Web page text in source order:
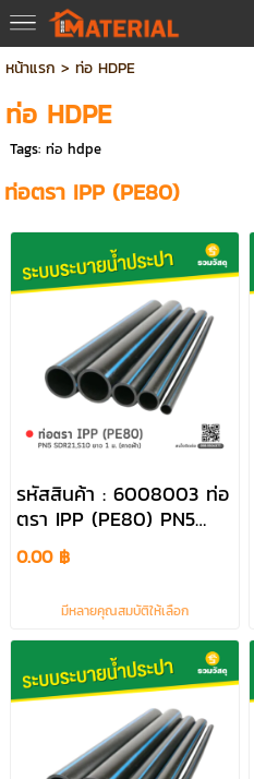
หน้าแรก > ท่อ HDPE
ท่อ HDPE
Tags: ท่อ hdpe
ท่อตรา IPP (PE80)
รหัสสินค้า : 6008003 ท่อ
ตรา IPP (PE80) PN5
SDR21,S10 ยาว 1 ม. (คาด
ฟ้า)
0.00 ฿
มีหลายคุณสมบัติให้เลือก